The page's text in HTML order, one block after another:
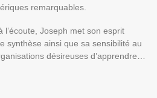
remarquables.
l’écoute, Joseph met son esprit
synthèse ainsi que sa sensibilité au
désireuses d’apprendre…